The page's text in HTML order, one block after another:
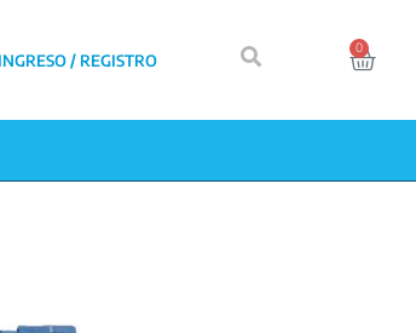
INGRESO / REGISTRO
0